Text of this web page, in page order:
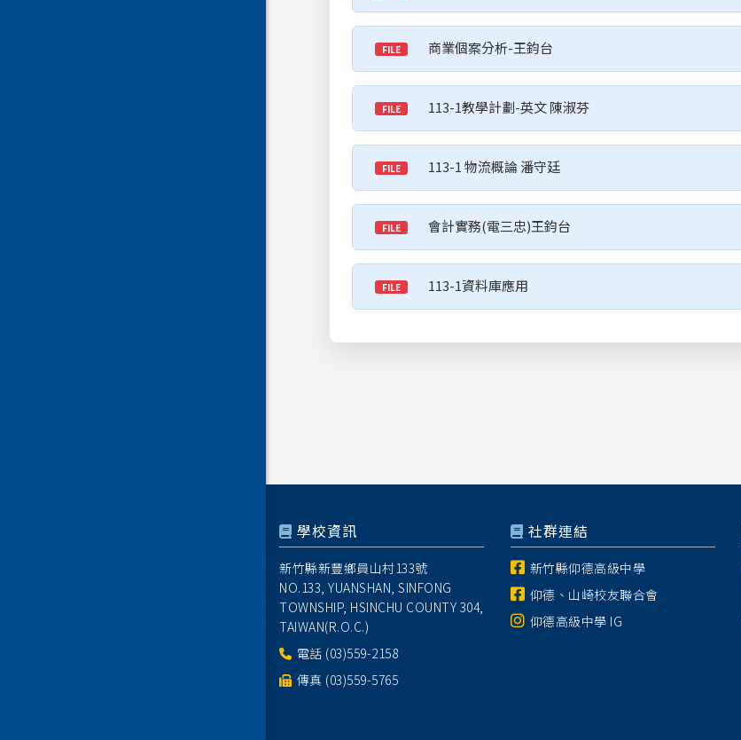
FILE 商業個案分析-王鈞台
FILE 113-1教學計劃-英文 陳淑芬
FILE 113-1 物流概論 潘守廷
FILE 會計實務(電三忠)王鈞台
FILE 113-1資料庫應用
學校資訊
新竹縣新豐鄉員山村133號
NO.133, YUANSHAN, SINFONG
TOWNSHIP, HSINCHU COUNTY 304,
TAIWAN(R.O.C.)
電話 (03)559-2158
傳真 (03)559-5765
社群連結
新竹縣仰德高級中學
仰德、山崎校友聯合會
仰德高級中學 IG